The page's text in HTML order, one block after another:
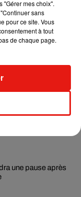
Gomez et
single
Puth pour une
une pause après
"Gérer mes choix".
sans
pour ce site. Vous
à tout
de chaque page.